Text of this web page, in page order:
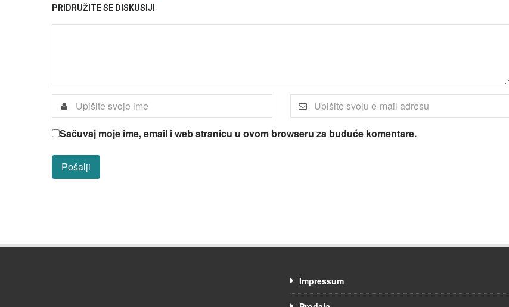
PRIDRUŽITE SE DISKUSIJI
Sačuvaj moje ime, email i web stranicu u ovom browseru za buduće komentare.
Impressum